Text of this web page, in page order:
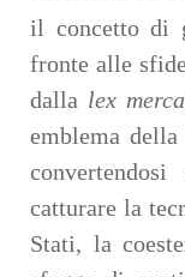
il concetto di
fronte alle
dalla lex
emblema
catturare la
Stati, la